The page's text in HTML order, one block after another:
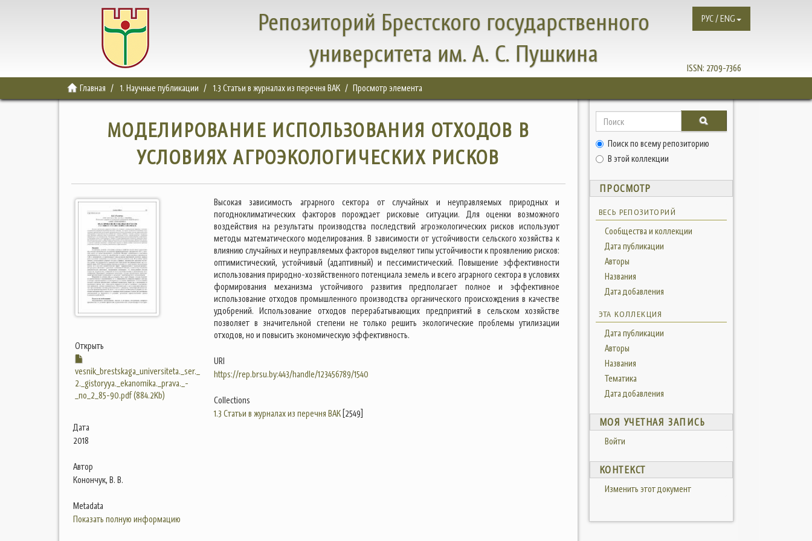
Репозиторий Брестского государственного
университета им. А. С. Пушкина
ISSN: 2709-7366
РУС / ENG
Главная 1. Научные публикации 1.3 Статьи в журналах из перечня ВАК Просмотр элемента
МОДЕЛИРОВАНИЕ ИСПОЛЬЗОВАНИЯ ОТХОДОВ В
УСЛОВИЯХ АГРОЭКОЛОГИЧЕСКИХ РИСКОВ
Открыть
vesnik_brestskaga_universiteta._ser._
2._gistoryya._ekanomika._prava._-
_no_2_85-90.pdf (884.2Kb)
Дата
2018
Автор
Конончук, В. В.
Metadata
Показать полную информацию
Высокая зависимость аграрного сектора от случайных и неуправляемых природных и
погодноклиматических факторов порождает рисковые ситуации. Для оценки возможного
воздействия на результаты производства последствий агроэкологических рисков используют
методы математического моделирования. В зависимости от устойчивости сельского хозяйства к
влиянию случайных и неуправляемых факторов выделяют типы устойчивости к проявлению рисков:
оптимистический, устойчивый (адаптивный) и пессимистический. Повышение эффективности
использования природно-хозяйственного потенциала земель и всего аграрного сектора в условиях
формирования механизма устойчивого развития предполагает полное и эффективное
использование отходов промышленного производства органического происхождения в качестве
удобрений. Использование отходов перерабатывающих предприятий в сельском хозяйстве
позволяет в значительной степени не только решить экологические проблемы утилизации
отходов, но и повысить экономическую эффективность.
URI
https://rep.brsu.by:443/handle/123456789/1540
Collections
1.3 Статьи в журналах из перечня ВАК[2549]
Поиск по всему репозиторию
В этой коллекции
ПРОСМОТР
ВЕСЬ РЕПОЗИТОРИЙ
Сообщества и коллекции
Дата публикации
Авторы
Названия
Дата добавления
ЭТА КОЛЛЕКЦИЯ
Дата публикации
Авторы
Названия
Тематика
Дата добавления
МОЯ УЧЕТНАЯ ЗАПИСЬ
Войти
КОНТЕКСТ
Изменить этот документ